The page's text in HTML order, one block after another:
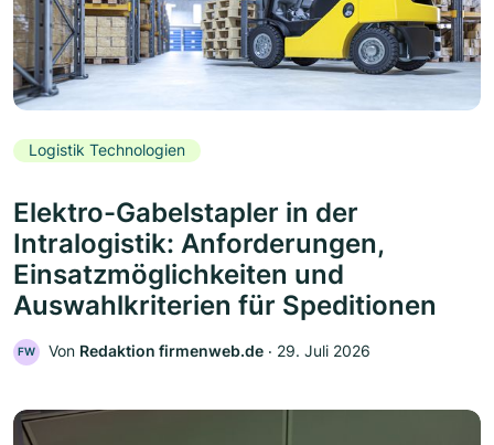
Logistik Technologien
Elektro-Gabelstapler in der
Intralogistik: Anforderungen,
Einsatzmöglichkeiten und
Auswahlkriterien für Speditionen
FW Von Redaktion firmenweb.de ‧ 29. Juli 2026